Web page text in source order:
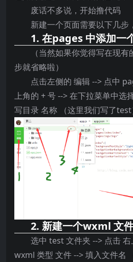
废话不多说，开始撸代码
新建一个页面需要以下几步，
1. 在pages 中添加一
（当然如果你觉得写在现
步就省略啦）
点击左侧的 编辑 --> 点中
上角的 + 号 --> 在下拉菜单中选
写目录 名称 （这里我们写了
2. 新建一个wxml 文
选中 test 文件夹 --> 点击
wxml 类型 文件 --> 填入文件名